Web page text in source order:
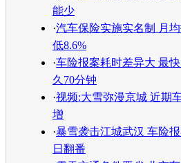
能少
·汽车保险实施实名制 月
低8.6%
·车险报案耗时差异大 最
久70分钟
·视频:大雪弥漫京城 近期
增
·暴雪袭击江城武汉 车险
日翻番